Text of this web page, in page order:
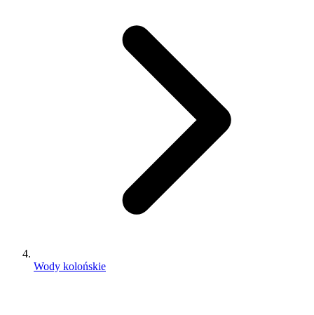
Wody kolońskie